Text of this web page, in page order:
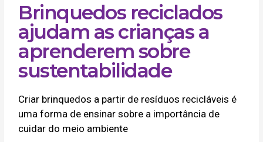
Brinquedos reciclados
ajudam as crianças a
aprenderem sobre
sustentabilidade
Criar brinquedos a partir de resíduos recicláveis é
uma forma de ensinar sobre a importância de
cuidar do meio ambiente